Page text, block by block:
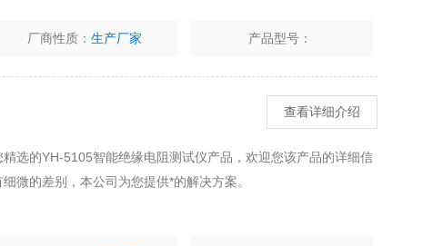
厂商性质：生产厂家 产品型号：
查看详细介绍
选的YH-5105智能绝缘电阻测试仪产品，欢迎您该产品的详细信
微的差别，本公司为您提供*的解决方案。